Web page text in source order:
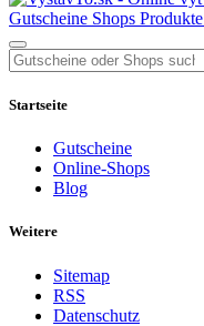
Gutscheine Shops Produkte
Startseite
Gutscheine
Online-Shops
Blog
Weitere
Sitemap
RSS
Datenschutz